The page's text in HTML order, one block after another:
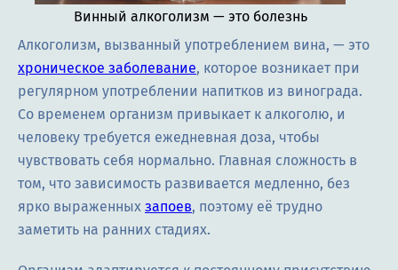
Винный алкоголизм — это болезнь
Алкоголизм, вызванный употреблением вина, — это
хроническое заболевание, которое возникает при
регулярном употреблении напитков из винограда.
Со временем организм привыкает к алкоголю, и
человеку требуется ежедневная доза, чтобы
чувствовать себя нормально. Главная сложность в
том, что зависимость развивается медленно, без
ярко выраженных запоев, поэтому её трудно
заметить на ранних стадиях.